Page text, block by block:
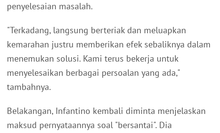
penyelesaian masalah.
"Terkadang, langsung berteriak dan meluapkan
kemarahan justru memberikan efek sebaliknya dalam
menemukan solusi. Kami terus bekerja untuk
menyelesaikan berbagai persoalan yang ada,"
tambahnya.
Belakangan, Infantino kembali diminta menjelaskan
maksud pernyataannya soal "bersantai". Dia